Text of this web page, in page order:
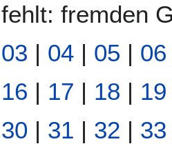
fehlt: fremden
03 | 04 | 05 | 06
16 | 17 | 18 | 19
30 | 31 | 32 | 33